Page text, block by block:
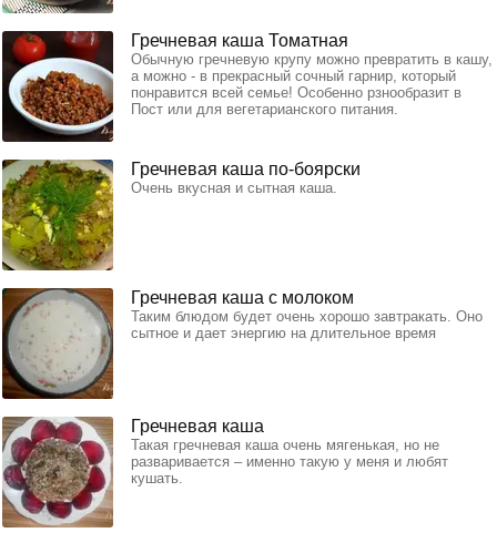
Гречневая каша Томатная
Обычную гречневую крупу можно превратить в кашу,
а можно - в прекрасный сочный гарнир, который
понравится всей семье! Особенно рзнообразит в
Пост или для вегетарианского питания.
Гречневая каша по-боярски
Очень вкусная и сытная каша.
Гречневая каша с молоком
Таким блюдом будет очень хорошо завтракать. Оно
сытное и дает энергию на длительное время
Гречневая каша
Такая гречневая каша очень мягенькая, но не
разваривается – именно такую у меня и любят
кушать.